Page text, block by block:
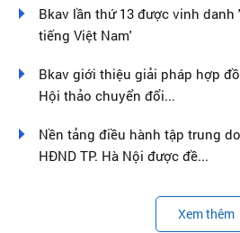
Bkav lần thứ 13 được vinh danh
tiếng Việt Nam'
Bkav giới thiệu giải pháp hợp
Hội thảo chuyển đổi...
Nền tảng điều hành tập trung
HĐND TP. Hà Nội được đề...
Xem thêm